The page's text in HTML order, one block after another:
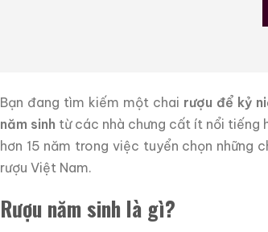
Bạn đang tìm kiếm một chai rượu để kỷ
năm sinh từ các nhà chưng cất ít nổi tiếng
hơn 15 năm trong việc tuyển chọn những
rượu Việt Nam.
Rượu năm sinh là gì?